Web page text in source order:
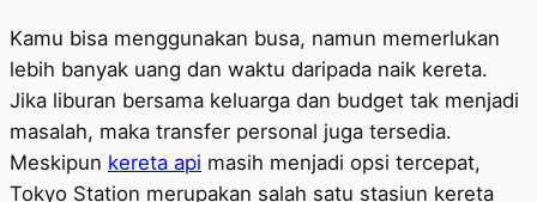
Kamu bisa menggunakan busa, namun memerlukan
lebih banyak uang dan waktu daripada naik kereta.
Jika liburan bersama keluarga dan budget tak menjadi
masalah, maka transfer personal juga tersedia.
Meskipun kereta api masih menjadi opsi tercepat,
Tokyo Station merupakan salah satu stasiun kereta